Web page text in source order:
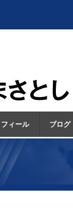
ィール ブログ